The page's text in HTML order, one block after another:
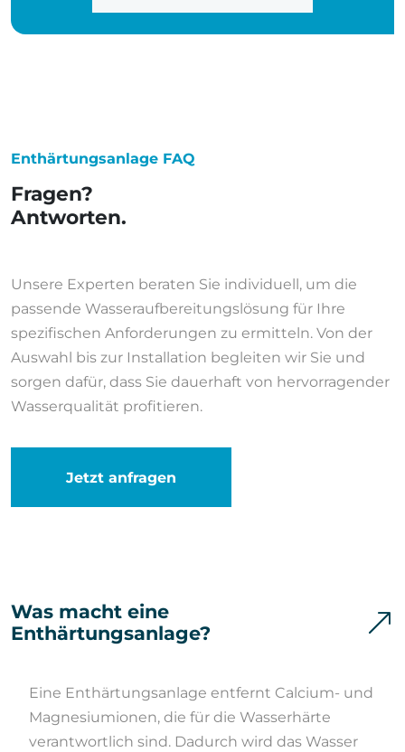
Enthärtungsanlage FAQ
Fragen?
Antworten.
Unsere Experten beraten Sie individuell, um die
passende Wasseraufbereitungslösung für Ihre
spezifischen Anforderungen zu ermitteln. Von der
Auswahl bis zur Installation begleiten wir Sie und
sorgen dafür, dass Sie dauerhaft von hervorragender
Wasserqualität profitieren.
Jetzt anfragen
Was macht eine
Enthärtungsanlage?
Eine Enthärtungsanlage entfernt Calcium- und
Magnesiumionen, die für die Wasserhärte
verantwortlich sind. Dadurch wird das Wasser